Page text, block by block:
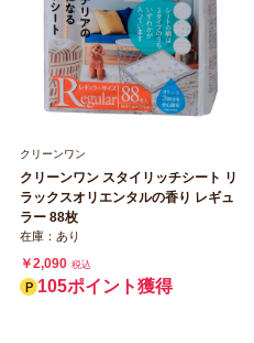
クリーンワン
クリーンワン スタイリッチシート リ
ラックスオリエンタルの香り レギュ
ラー 88枚
在庫：あり
￥2,090 税込
105ポイント獲得